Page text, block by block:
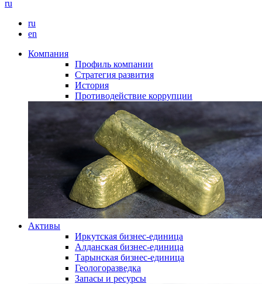
ru
ru
en
Компания
Профиль компании
Стратегия развития
История
Противодействие коррупции
Активы
Иркутская бизнес-единица
Алданская бизнес-единица
Тарынская бизнес-единица
Геологоразведка
Запасы и ресурсы